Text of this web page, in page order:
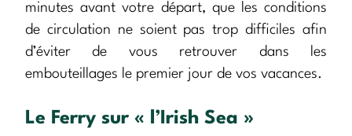
minutes avant votre départ, que les conditions
de circulation ne soient pas trop difficiles afin
d’éviter de vous retrouver dans les
embouteillages le premier jour de vos vacances.
Le Ferry sur « l’Irish Sea »